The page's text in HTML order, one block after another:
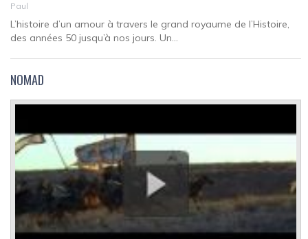
Paul
L’histoire d’un amour à travers le grand royaume de l’Histoire,
des années 50 jusqu’à nos jours. Un...
NOMAD